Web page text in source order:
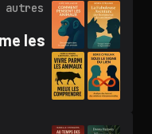
autres
les